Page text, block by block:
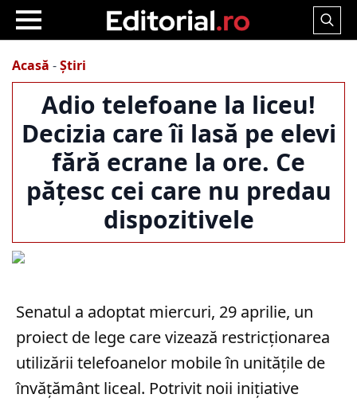
Search
Acasă -Știri
Adio telefoane la liceu!
Decizia care îi lasă pe elevi
fără ecrane la ore. Ce
pățesc cei care nu predau
dispozitivele
Senatul a adoptat miercuri, 29 aprilie, un
proiect de lege care vizează restricționarea
utilizării telefoanelor mobile în unitățile de
învățământ liceal. Potrivit noii inițiative